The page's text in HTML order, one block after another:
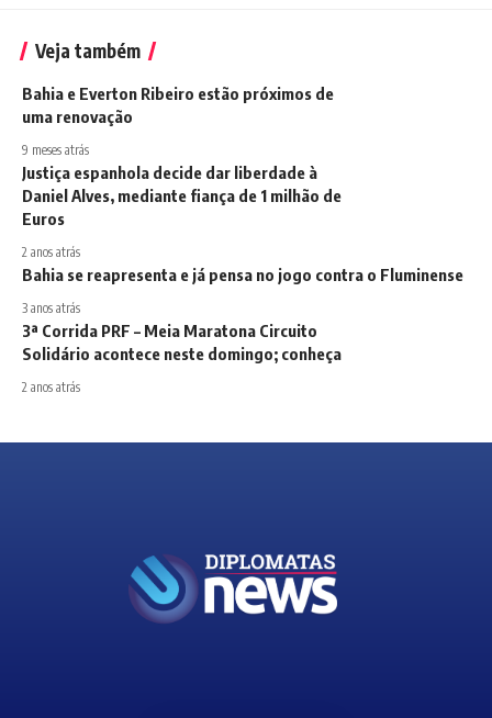
Veja também
Bahia e Everton Ribeiro estão próximos de
uma renovação
9 meses atrás
Justiça espanhola decide dar liberdade à
Daniel Alves, mediante fiança de 1 milhão de
Euros
2 anos atrás
Bahia se reapresenta e já pensa no jogo contra o Fluminense
3 anos atrás
3ª Corrida PRF – Meia Maratona Circuito
Solidário acontece neste domingo; conheça
2 anos atrás